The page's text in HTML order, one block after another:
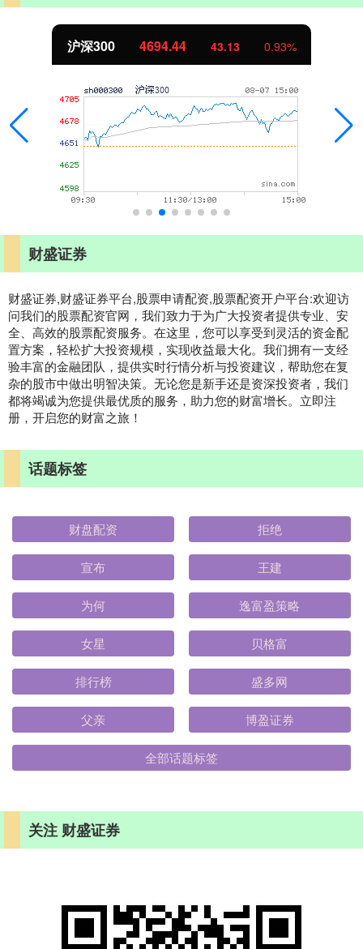
沪深300 4694.44 43.13 0.93%
财盛证券
财盛证券,财盛证券平台,股票申请配资,股票配资开户平台:欢迎访
问我们的股票配资官网，我们致力于为广大投资者提供专业、安
全、高效的股票配资服务。在这里，您可以享受到灵活的资金配
置方案，轻松扩大投资规模，实现收益最大化。我们拥有一支经
验丰富的金融团队，提供实时行情分析与投资建议，帮助您在复
杂的股市中做出明智决策。无论您是新手还是资深投资者，我们
都将竭诚为您提供最优质的服务，助力您的财富增长。立即注
册，开启您的财富之旅！
话题标签
财盘配资 拒绝
宣布 王建
为何 逸富盈策略
女星 贝格富
排行榜 盛多网
父亲 博盈证券
全部话题标签
关注 财盛证券